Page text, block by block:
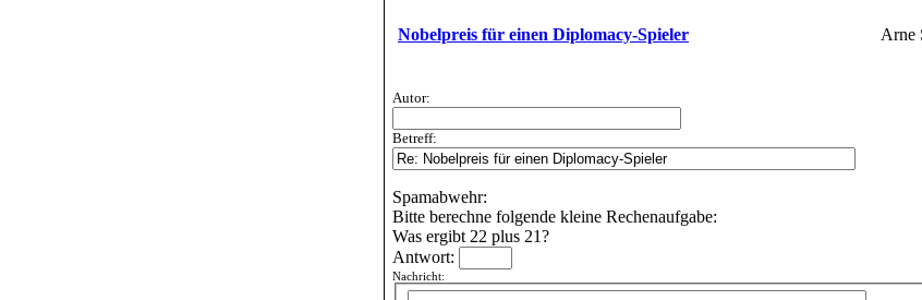
Nobelpreis für einen Diplomacy-Spieler Arne
Autor:
Betreff:
Spamabwehr:
Bitte berechne folgende kleine Rechenaufgabe:
Was ergibt 22 plus 21?
Antwort:
Nachricht: